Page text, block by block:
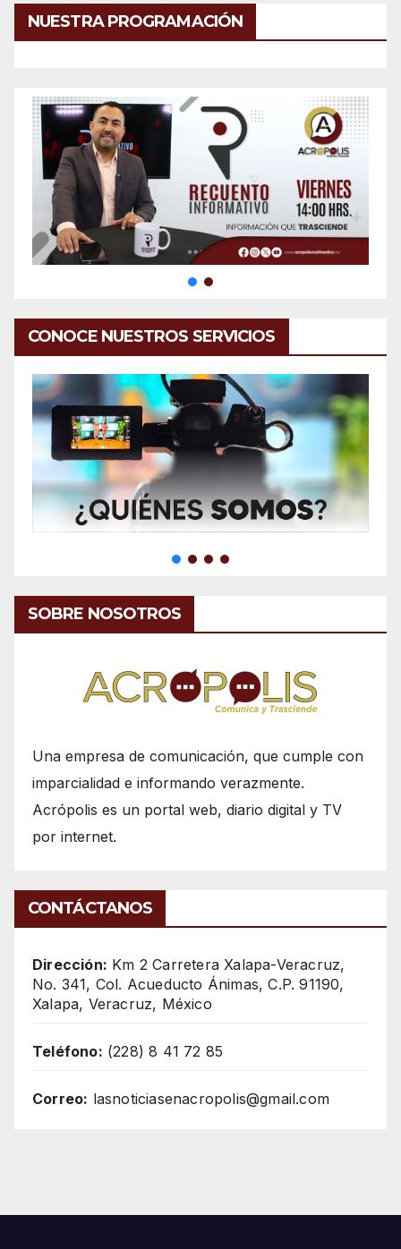
NUESTRA PROGRAMACIÓN
CONOCE NUESTROS SERVICIOS
SOBRE NOSOTROS
Una empresa de comunicación, que cumple con
imparcialidad e informando verazmente.
Acrópolis es un portal web, diario digital y TV
por internet.
CONTÁCTANOS
Dirección: Km 2 Carretera Xalapa-Veracruz,
No. 341, Col. Acueducto Ánimas, C.P. 91190,
Xalapa, Veracruz, México
Teléfono: (228) 8 41 72 85
Correo: lasnoticiasenacropolis@gmail.com